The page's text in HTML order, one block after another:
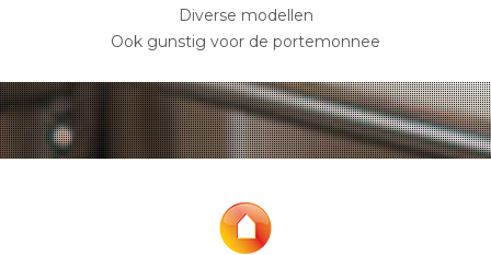
Diverse modellen
Ook gunstig voor de portemonnee